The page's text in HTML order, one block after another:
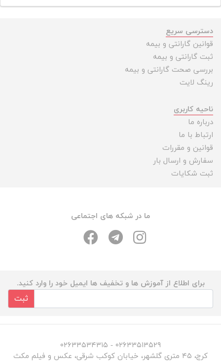
دسترسی سریع
قوانین گارانتی و بیمه
ثبت گارانتی و بیمه
بررسی صحت گارانتی و بیمه
رینگ لایت
ناحیه کاربری
درباره ما
ارتباط با ما
قوانین و مقررات
سفارش و ارسال بار
ثبت شکایات
ما در شبکه های اجتماعی
برای اطلاع از آموزش ها و تخفیف ها ایمیل خود را وارد کنید.
ثبت
۰۲۶۳۳۵۱۳۵۲۹ - ۰۲۶۳۳۵۳۴۳۱۵
کرج، ۴۵ متری گلشهر، خیابان کوکب شرقی، عکس و فیلم مکث